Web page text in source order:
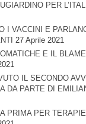
PER
I VACCINI E
27 Aprile 2021
E IL
IL SECONDO
DA PARTE DI
PRIMA PER